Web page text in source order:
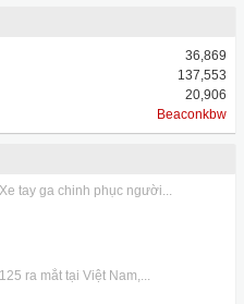
36,869
137,553
20,906
Beaconkbw
tay ga chinh phục người...
ra mắt tại Việt Nam,...